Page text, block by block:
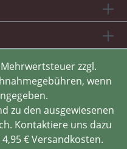
zzgl.
wenn
zu den ausgewiesenen
Kontaktiere uns dazu
€ Versandkosten.